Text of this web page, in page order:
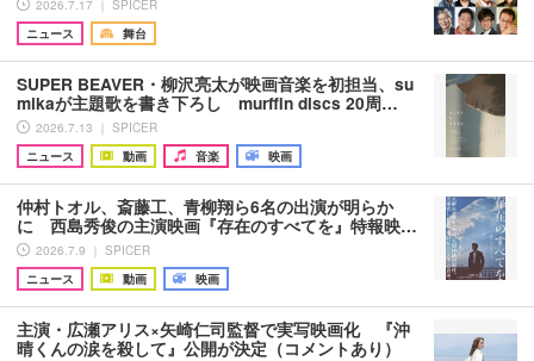
2026.7.17 ｜ SPICER
ニュース
舞台
SUPER BEAVER・柳沢亮太が映画音楽を初担当、su
mikaが主題歌を書き下ろし murffin discs 20周…
2026.7.13 ｜ SPICER
ニュース
動画 音楽 映画
仲村トオル、斎藤工、青柳翔ら6名の出演が明らか
に 西島秀俊の主演映画『存在のすべてを』特報映…
2026.7.9 ｜ SPICER
ニュース
動画 映画
主演・広瀬アリス×矢崎仁司監督で実写映画化 『沖
晴くんの涙を殺して』公開が決定（コメントあり）